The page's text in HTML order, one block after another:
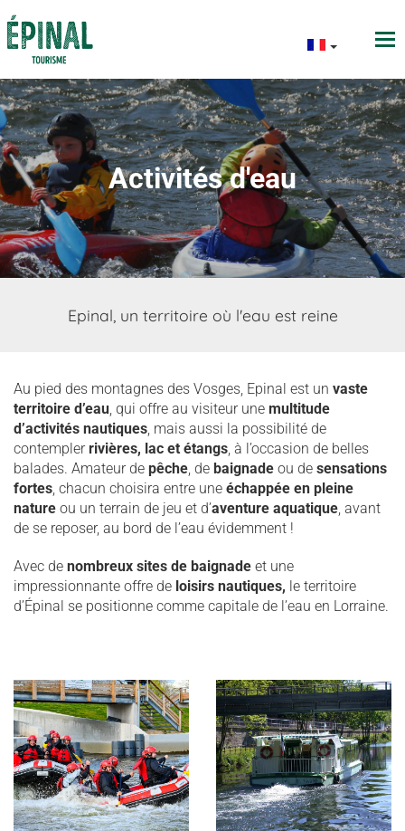
Activités d'eau
Epinal, un territoire où l'eau est reine
Au pied des montagnes des Vosges, Epinal est un vaste
territoire d’eau, qui offre au visiteur une multitude
d’activités nautiques, mais aussi la possibilité de
contemplerrivières, lac et étangs, à l’occasion de belles
balades. Amateur de pêche, de baignade ou de sensations
fortes, chacun choisira entre une échappée en pleine
nature ou un terrain de jeu et d’aventure aquatique, avant
de se reposer, au bord de l’eau évidemment !
Avec de nombreux sites de baignade et une
impressionnante offre de loisirs nautiques, le territoire
d’Épinal se positionne comme capitale de l’eau en Lorraine.